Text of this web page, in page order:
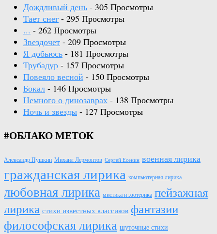
Дождливый день - 305 Просмотры
Тает снег - 295 Просмотры
... - 262 Просмотры
Звездочет - 209 Просмотры
Я добьюсь - 181 Просмотры
Трубадур - 157 Просмотры
Повеяло весной - 150 Просмотры
Бокал - 146 Просмотры
Немного о динозаврах - 138 Просмотры
Ночь и звезды - 127 Просмотры
#ОБЛАКО МЕТОК
Александр Пушкин Михаил Лермонтов Сергей Есенин военная лирика
гражданская лирика компьютерная лирика
любовная лирика мистика и эзотерика пейзажная
лирика стихи известных классиков фантазии
философская лирика шуточные стихи